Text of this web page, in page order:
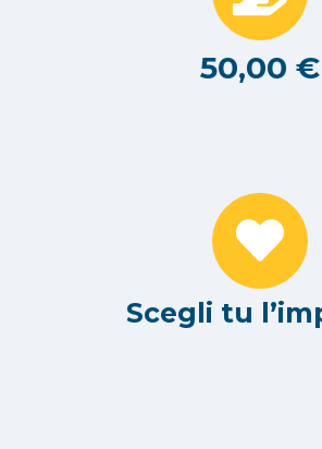
50,00 €
Scegli tu